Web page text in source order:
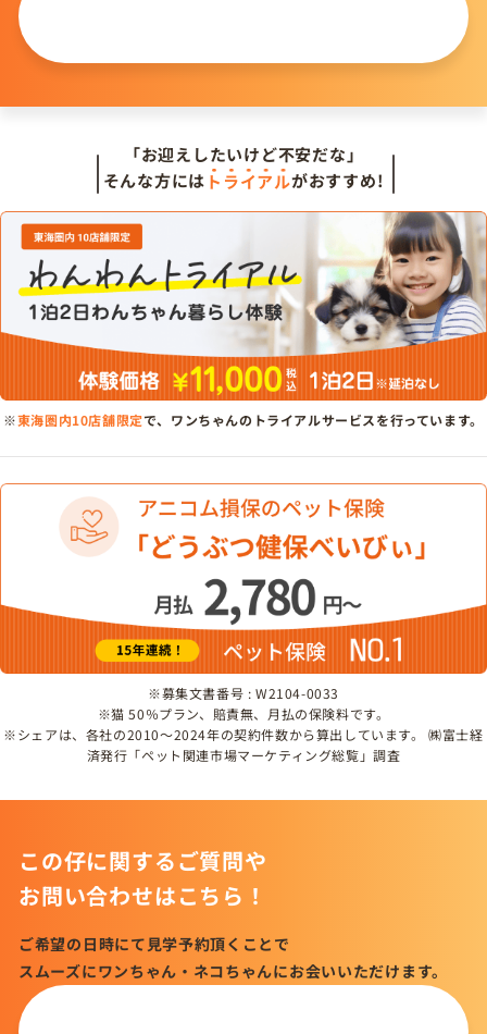
「お迎えしたいけど不安だな」
そんな方には トライアルがおすすめ!
※東海圏内10店舗限定で、ワンちゃんのトライアルサービスを行っています。
※募集文書番号 : W2104-0033
※猫 50％プラン、賠責無、月払の保険料です。
※シェアは、各社の2010～2024年の契約件数から算出しています。 ㈱富士経
済発行「ペット関連市場マーケティング総覧」調査
この仔に関するご質問や
お問い合わせはこちら！
ご希望の日時にて見学予約頂くことで
スムーズにワンちゃん・ネコちゃんにお会いいただけます。